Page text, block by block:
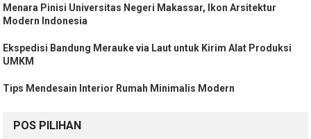
Menara Pinisi Universitas Negeri Makassar, Ikon Arsitektur
Modern Indonesia
Ekspedisi Bandung Merauke via Laut untuk Kirim Alat Produksi
UMKM
Tips Mendesain Interior Rumah Minimalis Modern
POS PILIHAN